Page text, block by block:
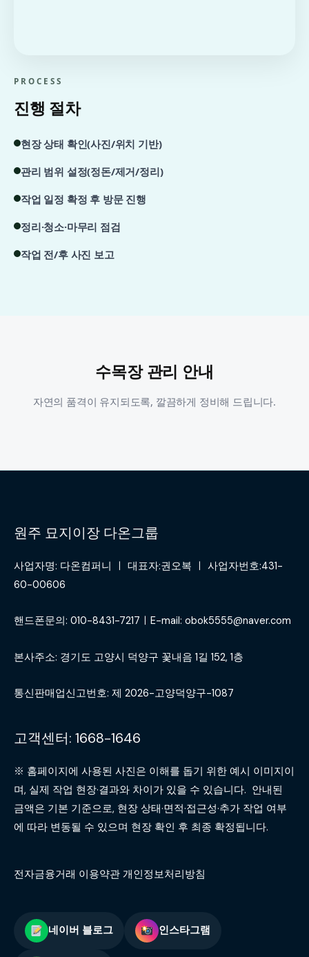
PROCESS
진행 절차
현장 상태 확인(사진/위치 기반)
관리 범위 설정(정돈/제거/정리)
작업 일정 확정 후 방문 진행
정리·청소·마무리 점검
작업 전/후 사진 보고
수목장 관리 안내
자연의 품격이 유지되도록, 깔끔하게 정비해 드립니다.
원주 묘지이장 다온그룹
사업자명: 다온컴퍼니 ㅣ 대표자:권오복 ㅣ 사업자번호:431-
60-00606
핸드폰문의: 010-8431-7217ㅣE-mail: obok5555@naver.com
본사주소: 경기도 고양시 덕양구 꽃내음 1길 152, 1층
통신판매업신고번호: 제 2026-고양덕양구-1087
고객센터: 1668-1646
※ 홈페이지에 사용된 사진은 이해를 돕기 위한 예시 이미지이
며, 실제 작업 현장·결과와 차이가 있을 수 있습니다. 안내된
금액은 기본 기준으로, 현장 상태·면적·접근성·추가 작업 여부
에 따라 변동될 수 있으며 현장 확인 후 최종 확정됩니다.
전자금융거래 이용약관 개인정보처리방침
네이버 블로그 인스타그램